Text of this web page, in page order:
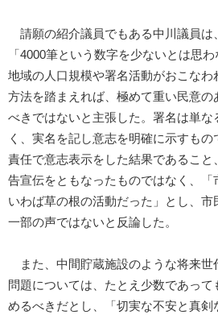
請願の紹介議員でもある中川議員は
「4000筆という数字を少ないとは思
地域の人口規模や署名活動がおこなわ
方法を踏まえれば、極めて重い民意の
べきではないと主張した。署名は単な
く、実名を記し意志を明確に示すも
責任で意志表示をした結果であるこ
告宣伝をともなったものではなく、「
いわば草の根の活動だった」とし、市
一部の声ではないと反論した。
また、中間貯蔵施設のような将来世
問題については、たとえ少数であって
めるべきだとし、「切実な不安と真剣